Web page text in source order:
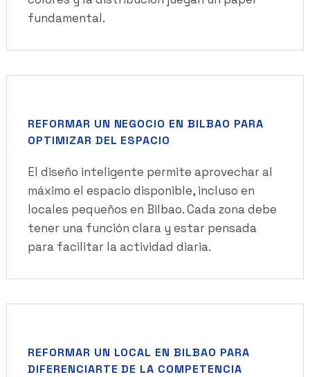
fundamental.
REFORMAR UN NEGOCIO EN BILBAO PARA
OPTIMIZAR DEL ESPACIO
El diseño inteligente permite aprovechar al
máximo el espacio disponible, incluso en
locales pequeños en Bilbao. Cada zona debe
tener una función clara y estar pensada
para facilitar la actividad diaria.
REFORMAR UN LOCAL EN BILBAO PARA
DIFERENCIARTE DE LA COMPETENCIA